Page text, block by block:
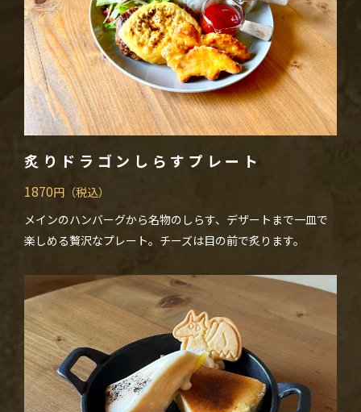
炙りドラゴンしらすプレート
1870円（税込）
メインのハンバーグから名物のしらす、デザートまで一皿で
楽しめる贅沢なプレート。チーズは目の前で炙ります。